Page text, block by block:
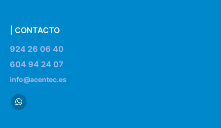
| CONTACTO
924 26 06 40
604 94 24 07
info@acentec.es